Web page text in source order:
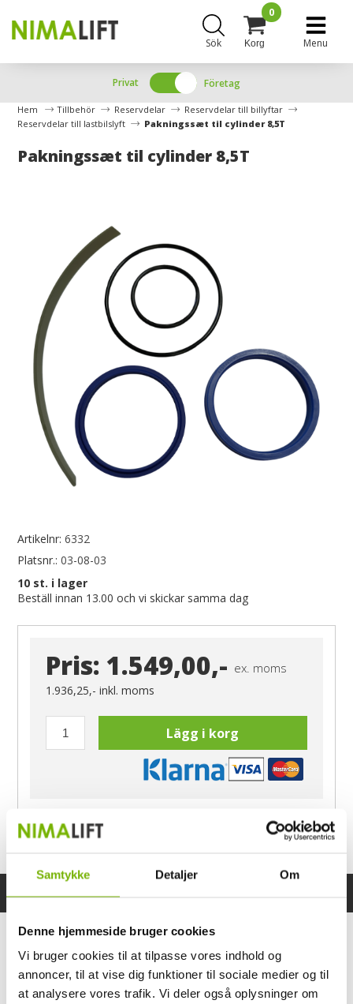
Samtykke Detaljer Om
Denne hjemmeside bruger cookies
Vi bruger cookies til at tilpasse vores indhold og
annoncer, til at vise dig funktioner til sociale medier og til
at analysere vores trafik. Vi deler også oplysninger om
Sök Korg
0
Menu
Privat Företag
Hem Tillbehör Reservdelar
Reservdelar till billyftar
Reservdelar till lastbilslyft
Pakningssæt til cylinder 8,5T
Pakningssæt til cylinder 8,5T
Artikelnr: 6332
Platsnr.: 03-08-03
10 st. i lager
Beställ innan 13.00 och vi skickar samma dag
Pris: 1.549,00,- ex. moms
1.936,25,-inkl. moms
Lägg i korg
Specifikationer